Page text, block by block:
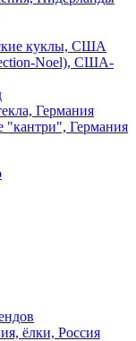
куклы, США
Noel), США-
Германия
"кантри", Германия
ёлки, Россия